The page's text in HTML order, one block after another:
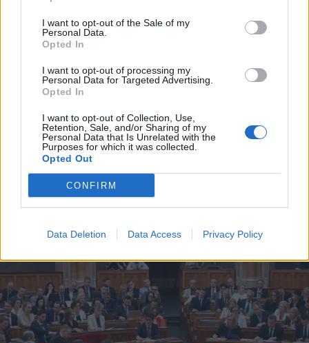
I want to opt-out of the Sale of my
Personal Data.
Opted In
I want to opt-out of processing my
Personal Data for Targeted Advertising.
Opted In
I want to opt-out of Collection, Use,
Retention, Sale, and/or Sharing of my
Personal Data that Is Unrelated with the
Purposes for which it was collected.
Opted Out
CONFIRM
Data Deletion Data Access Privacy Policy
Agresszió, tartozások és javítások
a székelyudvarhelyi szociális
tömbházakban